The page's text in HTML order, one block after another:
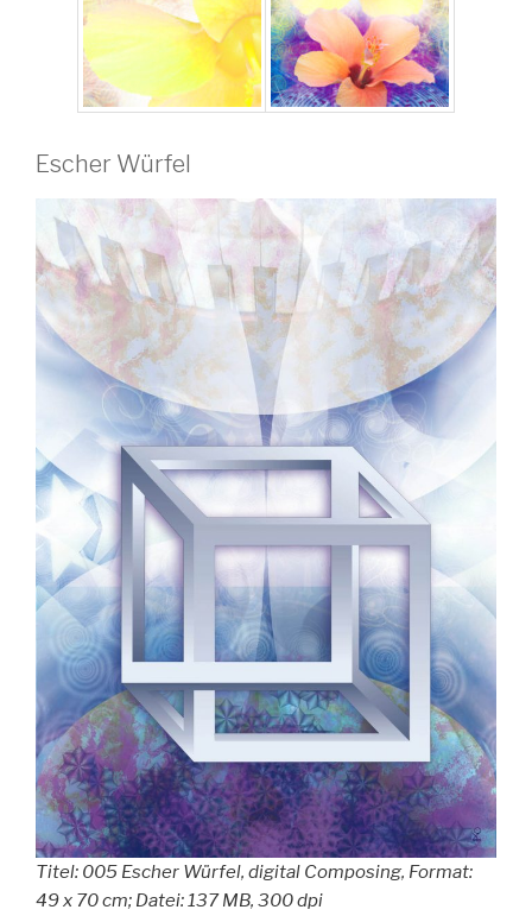
Escher Würfel
Titel: 005 Escher Würfel, digital Composing, Format:
49 x 70 cm; Datei: 137 MB, 300 dpi